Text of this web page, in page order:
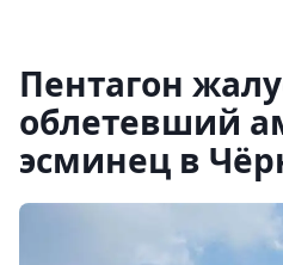
Пентагон
облетевший
эсминец в